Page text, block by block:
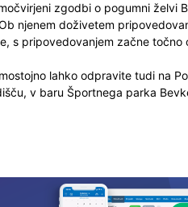
zgodbi o pogumni želvi
njenem doživetem
s pripovedovanjem začne točno
lahko odpravite tudi na
v baru Športnega parka